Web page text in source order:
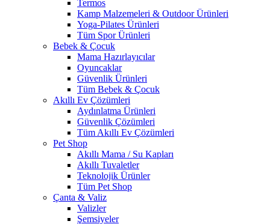
Termos
Kamp Malzemeleri & Outdoor Ürünleri
Yoga-Pilates Ürünleri
Tüm Spor Ürünleri
Bebek & Çocuk
Mama Hazırlayıcılar
Oyuncaklar
Güvenlik Ürünleri
Tüm Bebek & Çocuk
Akıllı Ev Çözümleri
Aydınlatma Ürünleri
Güvenlik Çözümleri
Tüm Akıllı Ev Çözümleri
Pet Shop
Akıllı Mama / Su Kapları
Akıllı Tuvaletler
Teknolojik Ürünler
Tüm Pet Shop
Çanta & Valiz
Valizler
Şemsiyeler